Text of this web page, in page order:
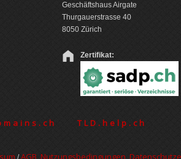
Geschäftshaus Airgate
Thurgauerstrasse 40
8050 Zürich
Zertifikat:
TLD.help.ch
AGB, Nut­zungs­bedin­gungen,